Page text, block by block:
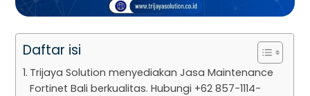
Daftar isi
Trijaya Solution menyediakan Jasa Maintenance
Fortinet Bali berkualitas. Hubungi +62 857-1114-